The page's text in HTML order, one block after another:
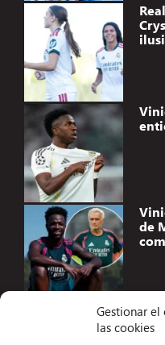
Gestionar
las cookies
de